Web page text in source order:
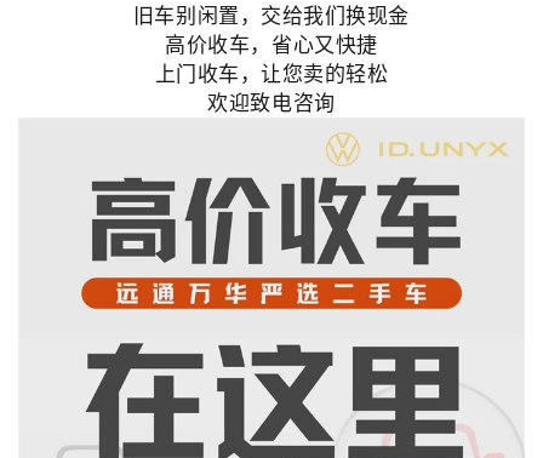
旧车别闲置，交给我们换现金
高价收车，省心又快捷
上门收车，让您卖的轻松
欢迎致电咨询